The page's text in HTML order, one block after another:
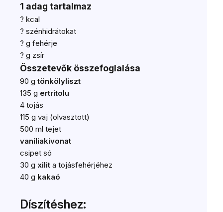
1 adag tartalmaz
? kcal
? szénhidrátokat
? g fehérje
? g zsír
Összetevők összefoglalása
90 gtönkölyliszt
135 g ertritolu
4 tojás
115 g vaj (olvasztott)
500 ml tejet
vaníliakivonat
csipet só
30 g xilit a tojásfehérjéhez
40 g kakaó
Díszítéshez: